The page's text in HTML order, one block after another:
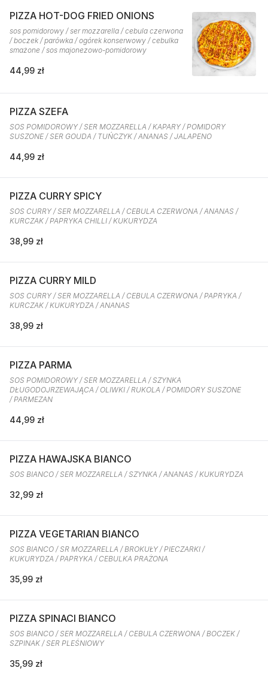
PIZZA HOT-DOG FRIED ONIONS
sos pomidorowy / ser mozzarella / cebula czerwona
/ boczek / parówka / ogórek konserwowy / cebulka
smażone / sos majonezowo-pomidorowy
44,99 zł
PIZZA SZEFA
SOS POMIDOROWY / SER MOZZARELLA / KAPARY / POMIDORY
SUSZONE / SER GOUDA / TUŃCZYK / ANANAS / JALAPENO
44,99 zł
PIZZA CURRY SPICY
SOS CURRY / SER MOZZARELLA / CEBULA CZERWONA / ANANAS /
KURCZAK / PAPRYKA CHILLI / KUKURYDZA
38,99 zł
PIZZA CURRY MILD
SOS CURRY / SER MOZZARELLA / CEBULA CZERWONA / PAPRYKA /
KURCZAK / KUKURYDZA / ANANAS
38,99 zł
PIZZA PARMA
SOS POMIDOROWY / SER MOZZARELLA / SZYNKA
DŁUGODOJRZEWAJĄCA / OLIWKI / RUKOLA / POMIDORY SUSZONE
/ PARMEZAN
44,99 zł
PIZZA HAWAJSKA BIANCO
SOS BIANCO / SER MOZZARELLA / SZYNKA / ANANAS / KUKURYDZA
32,99 zł
PIZZA VEGETARIAN BIANCO
SOS BIANCO / SR MOZZARELLA / BROKUŁY / PIECZARKI /
KUKURYDZA / PAPRYKA / CEBULKA PRAŻONA
35,99 zł
PIZZA SPINACI BIANCO
SOS BIANCO / SER MOZZARELLA / CEBULA CZERWONA / BOCZEK /
SZPINAK / SER PLEŚNIOWY
35,99 zł